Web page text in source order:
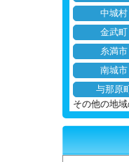
中城村
金武町
糸満市
南城市
与那原
その他の地